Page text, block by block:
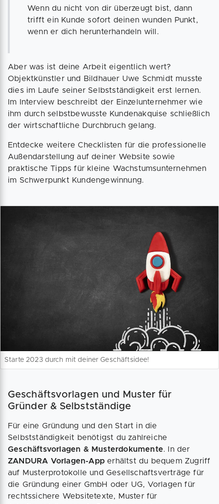
Wenn du nicht von dir überzeugt bist, dann
trifft ein Kunde sofort deinen wunden Punkt,
wenn er dich herunterhandeln will.
Aber was ist deine Arbeit eigentlich wert?
Objektkünstler und Bildhauer Uwe Schmidt musste
dies im Laufe seiner Selbstständigkeit erst lernen.
Im Interview beschreibt der Einzelunternehmer wie
ihm durch selbstbewusste Kundenakquise schließlich
der wirtschaftliche Durchbruch gelang.
Entdecke weitere Checklisten für die professionelle
Außendarstellung auf deiner Website sowie
praktische Tipps für kleine Wachstumsunternehmen
im Schwerpunkt Kundengewinnung.
Starte 2023 durch mit deiner Geschäftsidee!
Geschäftsvorlagen und Muster für
Gründer & Selbstständige
Für eine Gründung und den Start in die
Selbstständigkeit benötigst du zahlreiche
Geschäftsvorlagen & Musterdokumente. In der
ZANDURA Vorlagen-App erhältst du bequem Zugriff
auf Musterprotokolle und Gesellschaftsverträge für
die Gründung einer GmbH oder UG, Vorlagen für
rechtssichere Websitetexte, Muster für